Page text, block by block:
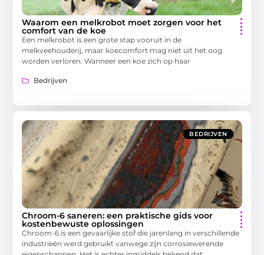
Waarom een melkrobot moet zorgen voor het
comfort van de koe
Een melkrobot is een grote stap vooruit in de
melkveehouderij, maar koecomfort mag niet uit het oog
worden verloren. Wanneer een koe zich op haar
Bedrijven
BEDRIJVEN
Chroom-6 saneren: een praktische gids voor
kostenbewuste oplossingen
Chroom-6 is een gevaarlijke stof die jarenlang in verschillende
industrieën werd gebruikt vanwege zijn corrosiewerende